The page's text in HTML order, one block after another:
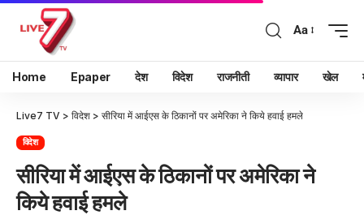
Aa
Home Epaper देश विदेश राजनीती व्यापार खेल
Live7 TV > विदेश > सीरिया में आईएस के ठिकानों पर अमेरिका ने किये हवाई हमले
विदेश
सीरिया में आईएस के ठिकानों पर अमेरिका ने
किये हवाई हमले